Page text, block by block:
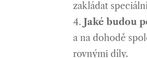
zakládat
Jaké budou
a na dohodě
rovnými díly.